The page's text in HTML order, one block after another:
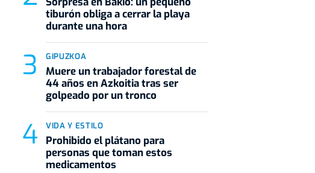
tiburón obliga a cerrar la playa
durante una hora
GIPUZKOA
Muere un trabajador forestal de
44 años en Azkoitia tras ser
golpeado por un tronco
VIDA Y ESTILO
Prohibido el plátano para
personas que toman estos
medicamentos